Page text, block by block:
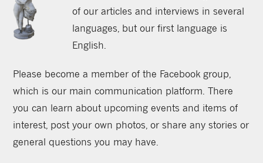
of our articles and interviews in several
languages, but our first language is
English.
Please become a member of the Facebook group,
which is our main communication platform. There
you can learn about upcoming events and items of
interest, post your own photos, or share any stories or
general questions you may have.